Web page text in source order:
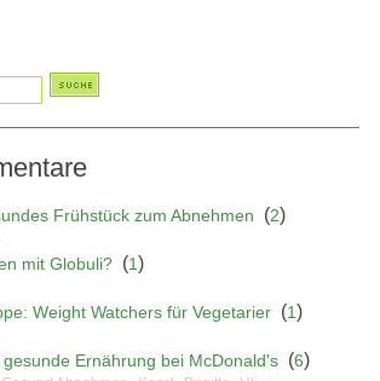
Frühstück zum Abnehmen (2)
mit Globuli? (1)
Weight Watchers für Vegetarier (1)
Ernährung bei McDonald's (6)